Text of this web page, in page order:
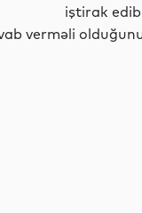
iştirak edib
verməli